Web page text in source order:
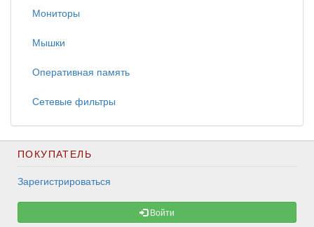
Мониторы
Мышки
Оперативная память
Сетевые фильтры
ПОКУПАТЕЛЬ
Зарегистрироваться
Войти